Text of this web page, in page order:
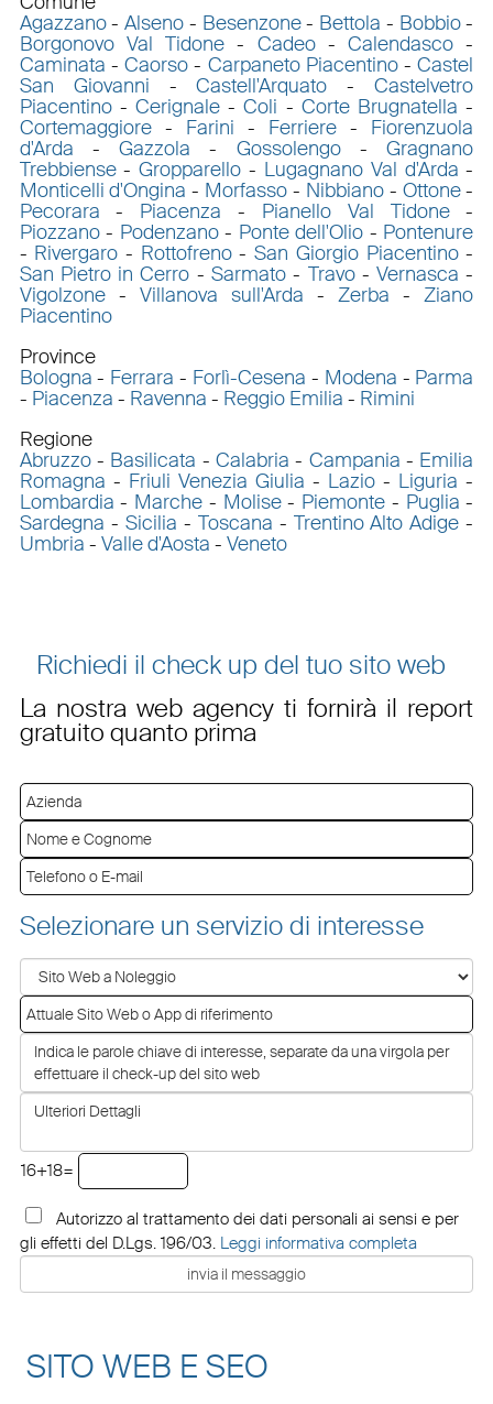
Agazzano-Alseno - Besenzone- Bettola - Bobbio-
Borgonovo Val Tidone - Cadeo-Calendasco -
Caminata -Caorso - Carpaneto Piacentino-Castel
San Giovanni -Castell'Arquato -Castelvetro
Piacentino-Cerignale -Coli - Corte Brugnatella -
Cortemaggiore- Farini - Ferriere - Fiorenzuola
d'Arda -Gazzola - Gossolengo-Gragnano
Trebbiense-Gropparello - Lugagnano Val d'Arda -
Monticelli d'Ongina - Morfasso - Nibbiano- Ottone-
Pecorara - Piacenza - Pianello Val Tidone-
Piozzano- Podenzano- Ponte dell'Olio - Pontenure
- Rivergaro - Rottofreno-San Giorgio Piacentino-
San Pietro in Cerro - Sarmato - Travo-Vernasca -
Vigolzone- Villanova sull'Arda -Zerba -Ziano
Piacentino
Province
Bologna - Ferrara - Forlì-Cesena - Modena - Parma
- Piacenza - Ravenna - Reggio Emilia - Rimini
Regione
Abruzzo- Basilicata - Calabria - Campania - Emilia
Romagna - Friuli Venezia Giulia - Lazio - Liguria -
Lombardia - Marche - Molise- Piemonte - Puglia -
Sardegna - Sicilia - Toscana - Trentino Alto Adige -
Umbria - Valle d'Aosta - Veneto
Richiedi il check up del tuo sito web
La nostra web agency ti fornirà il report
gratuito quanto prima
Selezionare un servizio di interesse
16+18=
Autorizzo al trattamento dei dati personali ai sensi e per
gli effetti del D.Lgs. 196/03. Leggi informativa completa
SITO WEB E SEO